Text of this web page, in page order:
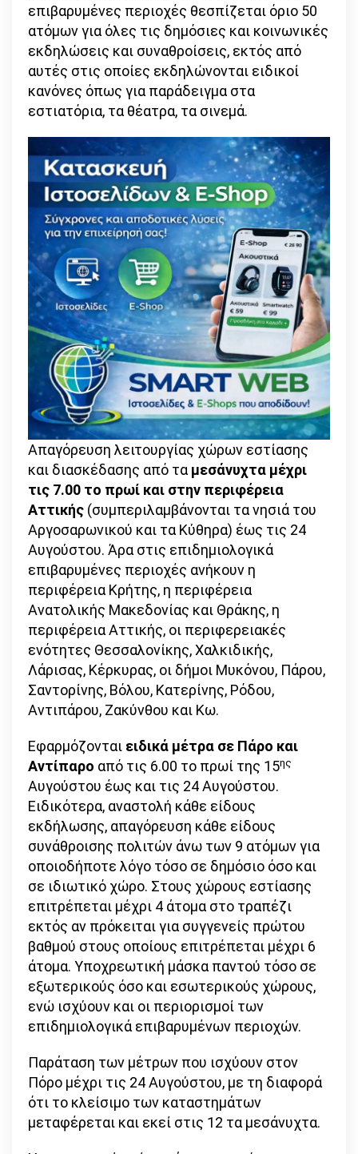
επιβαρυμένες περιοχές θεσπίζεται όριο 50
ατόμων για όλες τις δημόσιες και κοινωνικές
εκδηλώσεις και συναθροίσεις, εκτός από
αυτές στις οποίες εκδηλώνονται ειδικοί
κανόνες όπως για παράδειγμα στα
εστιατόρια, τα θέατρα, τα σινεμά.
Απαγόρευση λειτουργίας χώρων εστίασης
και διασκέδασης από ταμεσάνυχτα μέχρι
τις 7.00 το πρωί και στην περιφέρεια
Αττικής (συμπεριλαμβάνονται τα νησιά του
Αργοσαρωνικού και τα Κύθηρα) έως τις 24
Αυγούστου. Άρα στις επιδημιολογικά
επιβαρυμένες περιοχές ανήκουν η
περιφέρεια Κρήτης, η περιφέρεια
Ανατολικής Μακεδονίας και Θράκης, η
περιφέρεια Αττικής, οι περιφερειακές
ενότητες Θεσσαλονίκης, Χαλκιδικής,
Λάρισας, Κέρκυρας, οι δήμοι Μυκόνου, Πάρου,
Σαντορίνης, Βόλου, Κατερίνης, Ρόδου,
Αντιπάρου, Ζακύνθου και Κω.
Εφαρμόζονται ειδικά μέτρα σε Πάρο και
Αντίπαρο από τις 6.00 το πρωί της 15ης
Αυγούστου έως και τις 24 Αυγούστου.
Ειδικότερα, αναστολή κάθε είδους
εκδήλωσης, απαγόρευση κάθε είδους
συνάθροισης πολιτών άνω των 9 ατόμων για
οποιοδήποτε λόγο τόσο σε δημόσιο όσο και
σε ιδιωτικό χώρο. Στους χώρους εστίασης
επιτρέπεται μέχρι 4 άτομα στο τραπέζι
εκτός αν πρόκειται για συγγενείς πρώτου
βαθμού στους οποίους επιτρέπεται μέχρι 6
άτομα. Υποχρεωτική μάσκα παντού τόσο σε
εξωτερικούς όσο και εσωτερικούς χώρους,
ενώ ισχύουν και οι περιορισμοί των
επιδημιολογικά επιβαρυμένων περιοχών.
Παράταση των μέτρων που ισχύουν στον
Πόρο μέχρι τις 24 Αυγούστου, με τη διαφορά
ότι το κλείσιμο των καταστημάτων
μεταφέρεται και εκεί στις 12 τα μεσάνυχτα.